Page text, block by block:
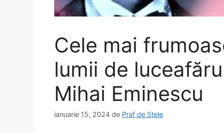
Cele mai
lumii de
Mihai Eminescu
ianuarie 15, 2024 de Praf de Stele